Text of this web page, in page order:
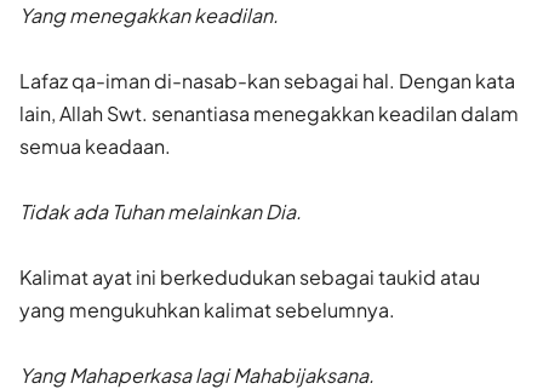
Yang menegakkan keadilan.
Lafaz qa-iman di-nasab-kan sebagai hal. Dengan kata
lain, Allah Swt. senantiasa menegakkan keadilan dalam
semua keadaan.
Tidak ada Tuhan melainkan Dia.
Kalimat ayat ini berkedudukan sebagai taukid atau
yang mengukuhkan kalimat sebelumnya.
Yang Mahaperkasa lagi Mahabijaksana.